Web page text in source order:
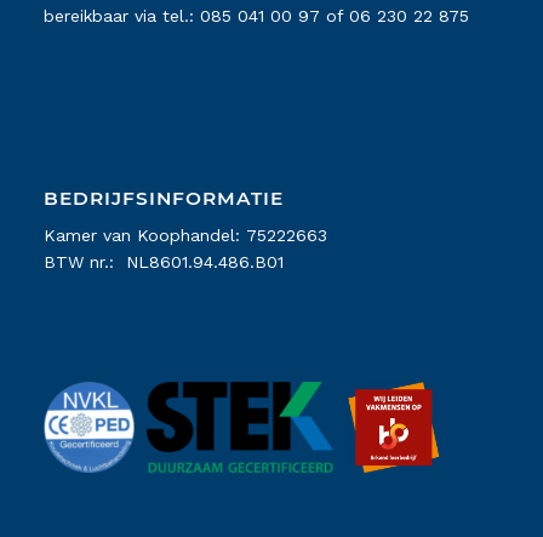
bereikbaar via tel.: 085 041 00 97 of 06 230 22 875
BEDRIJFSINFORMATIE
Kamer van Koophandel: 75222663
BTW nr.: NL8601.94.486.B01